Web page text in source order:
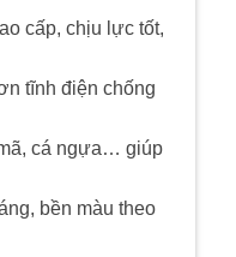
cấp, chịu lực tốt,
tĩnh điện chống
cá ngựa… giúp
bền màu theo